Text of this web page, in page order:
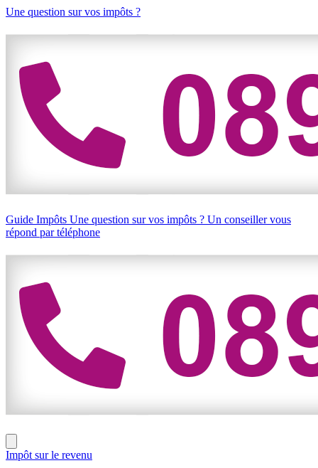
Une question sur vos impôts ?
Guide Impôts Une question sur vos impôts ? Un conseiller vous
répond par téléphone
Impôt sur le revenu